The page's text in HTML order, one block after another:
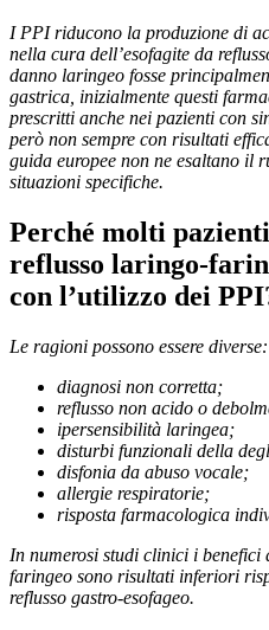
I PPI riducono la produzione di
nella cura dell’esofagite da
danno laringeo fosse
gastrica, inizialmente questi
prescritti anche nei pazienti con
però non sempre con risultati
guida europee non ne esaltano il
situazioni specifiche.
Perché molti
reflusso laringo-
con l’utilizzo dei
Le ragioni possono essere diverse:
diagnosi non corretta;
reflusso non acido o
ipersensibilità laringea;
disturbi funzionali della
disfonia da abuso vocale;
allergie respiratorie;
risposta farmacologica
In numerosi studi clinici i
faringeo sono risultati inferiori
reflusso gastro-esofageo.